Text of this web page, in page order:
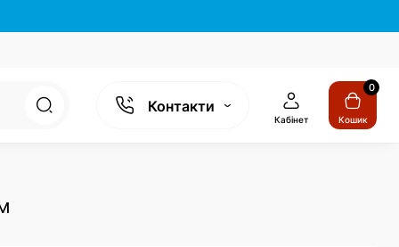
Контакти
Кабінет
0
Кошик